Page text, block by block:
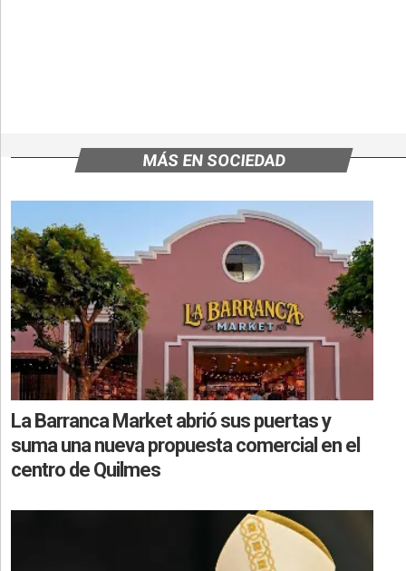
MÁS EN SOCIEDAD
La Barranca Market abrió sus puertas y
suma una nueva propuesta comercial en el
centro de Quilmes